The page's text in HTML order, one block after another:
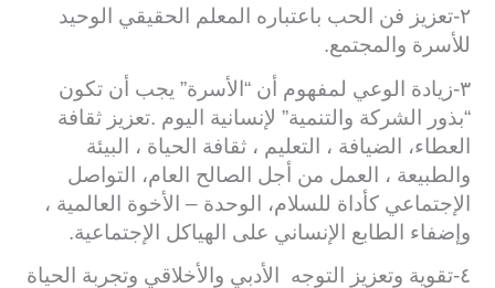
٢-تعزيز فن الحب باعتباره المعلم الحقيقي الوحيد
للأسرة والمجتمع.
٣-زيادة الوعي لمفهوم أن “الأسرة” يجب أن تكون
“بذور الشركة والتنمية” لإنسانية اليوم .تعزيز ثقافة
العطاء، الضيافة ، التعليم ، ثقافة الحياة ، البيئة
والطبيعة ، العمل من أجل الصالح العام، التواصل
الإجتماعي كأداة للسلام، الوحدة – الأخوة العالمية ،
وإضفاء الطابع الإنساني على الهياكل الإجتماعية.
٤-تقوية وتعزيز التوجه الأدبي والأخلاقي وتجربة الحياة